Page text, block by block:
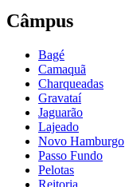
Câmpus
Bagé
Camaquã
Charqueadas
Gravataí
Jaguarão
Lajeado
Novo Hamburgo
Passo Fundo
Pelotas